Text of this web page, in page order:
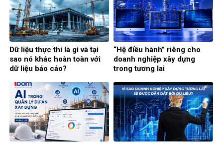
Dữ liệu thực thi là gì và tại
sao nó khác hoàn toàn với
dữ liệu báo cáo?
“Hệ điều hành” riêng cho
doanh nghiệp xây dựng
trong tương lai